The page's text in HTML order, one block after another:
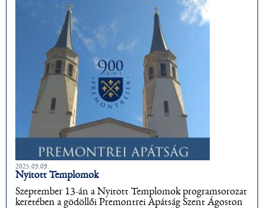
2025.09.09.
Nyitott Templomok
Szeptember 13-án a Nyitott Templomok programsorozat
keretében a gödöllői Premontrei Apátság Szent Ágoston